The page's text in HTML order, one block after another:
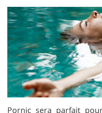
Pornic sera parfait